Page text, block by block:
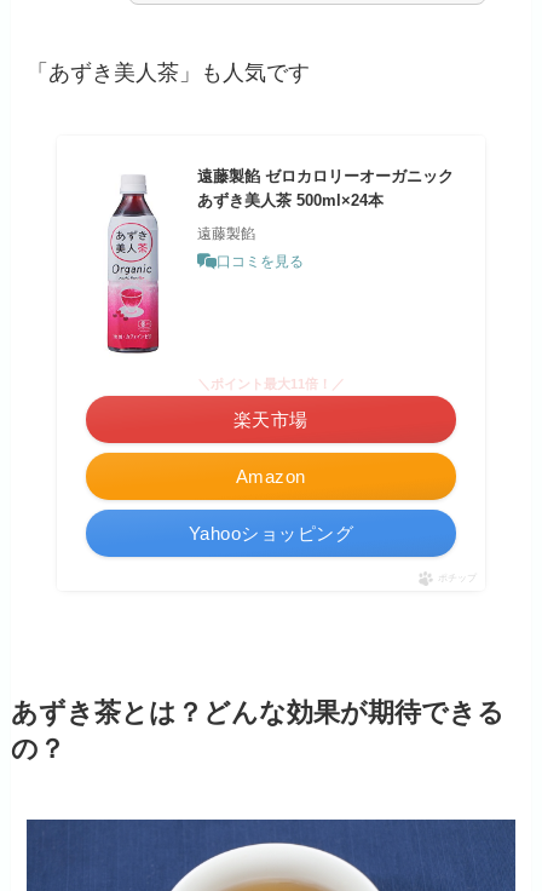
「あずき美人茶」も人気です
遠藤製餡 ゼロカロリーオーガニック
あずき美人茶 500ml×24本
遠藤製餡
口コミを見る
Amazon
＼ポイント最大11倍！／
楽天市場
Yahooショッピング
ポチップ
あずき茶とは？どんな効果が期待できる
の？